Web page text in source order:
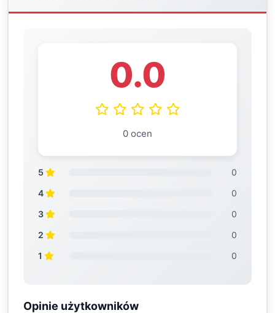
0.0
0 ocen
5
0
4
0
3
0
2
0
1
0
Opinie użytkowników